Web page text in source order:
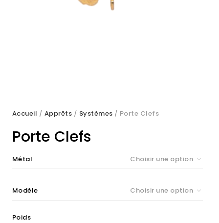
Accueil / Apprêts / Systèmes / Porte Clefs
Porte Clefs
Métal Choisir une option
Modèle Choisir une option
Poids